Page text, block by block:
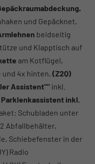
und Gepäcknet,
beidseitig
und Klapptisch auf
am Kotflügel,
und 4x hinten, (Z2Q)
Assistent"" inkl.
Parklenkassistent inkl.
Schubladen unter
Abfallbehälter,
Schiebefenster in der
Radio